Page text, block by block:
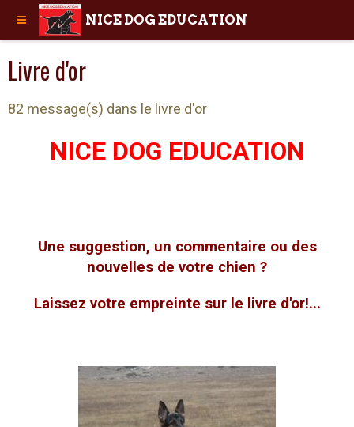
NICE DOG EDUCATION
Livre d'or
82 message(s) dans le livre d'or
NICE DOG EDUCATION
Une suggestion, un commentaire ou des
nouvelles de votre chien ?
Laissez votre empreinte sur le livre d'or!...